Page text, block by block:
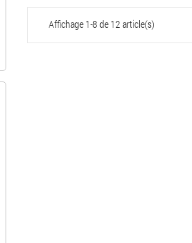
Affichage 1-8 de 12 article(s)